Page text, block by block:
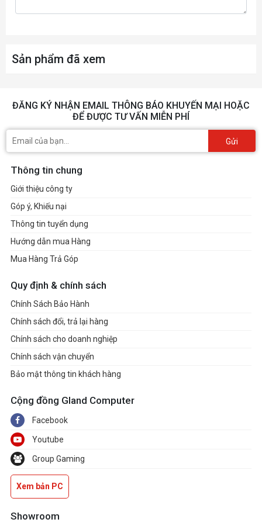
Sản phẩm đã xem
ĐĂNG KÝ NHẬN EMAIL THÔNG BÁO KHUYẾN MẠI HOẶC
ĐỂ ĐƯỢC TƯ VẤN MIỄN PHÍ
Gửi
Thông tin chung
Giới thiệu công ty
Góp ý, Khiếu nại
Thông tin tuyển dụng
Hướng dẫn mua Hàng
Mua Hàng Trả Góp
Quy định & chính sách
Chính Sách Bảo Hành
Chính sách đổi, trả lại hàng
Chính sách cho doanh nghiệp
Chính sách vận chuyển
Bảo mật thông tin khách hàng
Cộng đồng Gland Computer
Facebook
Youtube
Group Gaming
Xem bản PC
Showroom